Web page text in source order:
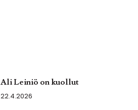
Ali Leiniö on kuollut
22.4.2026